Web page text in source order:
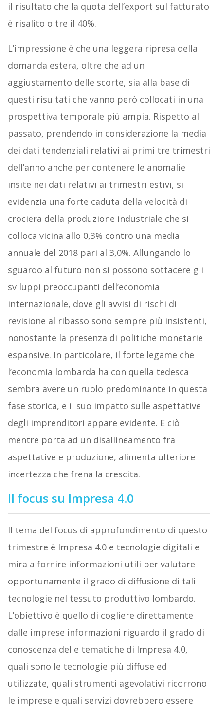
il risultato che la quota dell’export sul fatturato
è risalito oltre il 40%.
L’impressione è che una leggera ripresa della
domanda estera, oltre che ad un
aggiustamento delle scorte, sia alla base di
questi risultati che vanno però collocati in una
prospettiva temporale più ampia. Rispetto al
passato, prendendo in considerazione la media
dei dati tendenziali relativi ai primi tre trimestri
dell’anno anche per contenere le anomalie
insite nei dati relativi ai trimestri estivi, si
evidenzia una forte caduta della velocità di
crociera della produzione industriale che si
colloca vicina allo 0,3% contro una media
annuale del 2018 pari al 3,0%. Allungando lo
sguardo al futuro non si possono sottacere gli
sviluppi preoccupanti dell’economia
internazionale, dove gli avvisi di rischi di
revisione al ribasso sono sempre più insistenti,
nonostante la presenza di politiche monetarie
espansive. In particolare, il forte legame che
l’economia lombarda ha con quella tedesca
sembra avere un ruolo predominante in questa
fase storica, e il suo impatto sulle aspettative
degli imprenditori appare evidente. E ciò
mentre porta ad un disallineamento fra
aspettative e produzione, alimenta ulteriore
incertezza che frena la crescita.
Il focus su Impresa 4.0
Il tema del focus di approfondimento di questo
trimestre è Impresa 4.0 e tecnologie digitali e
mira a fornire informazioni utili per valutare
opportunamente il grado di diffusione di tali
tecnologie nel tessuto produttivo lombardo.
L’obiettivo è quello di cogliere direttamente
dalle imprese informazioni riguardo il grado di
conoscenza delle tematiche di Impresa 4.0,
quali sono le tecnologie più diffuse ed
utilizzate, quali strumenti agevolativi ricorrono
le imprese e quali servizi dovrebbero essere